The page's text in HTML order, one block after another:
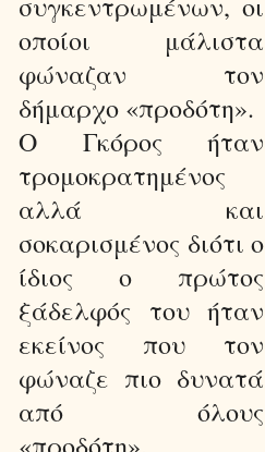
οποίοι μάλιστα
φώναζαν τον
δήμαρχο «προδότη».
Ο Γκόρος ήταν
τρομοκρατημένος
αλλά και
σοκαρισμένος διότι ο
ίδιος ο πρώτος
ξάδελφός του ήταν
εκείνος που τον
φώναζε πιο δυνατά
από όλους